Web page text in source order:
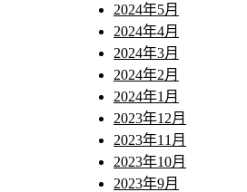
2024年5月
2024年4月
2024年3月
2024年2月
2024年1月
2023年12月
2023年11月
2023年10月
2023年9月